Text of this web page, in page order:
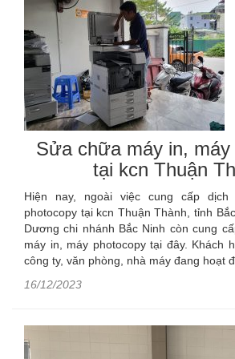
Sửa chữa máy in, máy
tại kcn Thuận
Hiện nay, ngoài việc cung cấp
photocopy tại kcn Thuận Thành, tỉnh
Dương chi nhánh Bắc Ninh còn cung
máy in, máy photocopy tại đây. Khách
công ty, văn phòng, nhà máy đang hoạt
16/12/2023